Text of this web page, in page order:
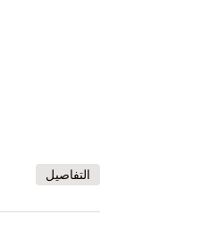
التفاصيل